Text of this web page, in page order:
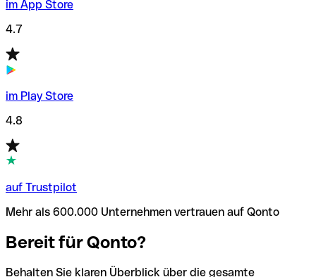
im App Store
4.7
im Play Store
4.8
auf Trustpilot
Mehr als 600.000 Unternehmen vertrauen auf Qonto
Bereit für Qonto?
Behalten Sie klaren Überblick über die gesamte